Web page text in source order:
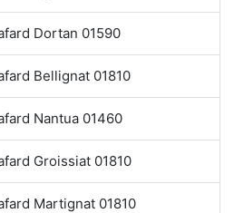
Dortan 01590
Bellignat 01810
Nantua 01460
Groissiat 01810
Martignat 01810